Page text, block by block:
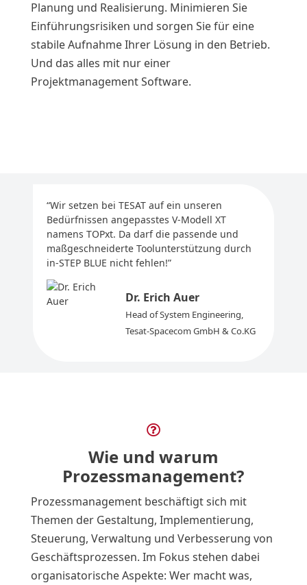
Planung und Realisierung. Minimieren Sie
Einführungsrisiken und sorgen Sie für eine
stabile Aufnahme Ihrer Lösung in den Betrieb.
Und das alles mit nur einer
Projektmanagement Software.
“Wir setzen bei TESAT auf ein unseren
Bedürfnissen angepasstes V-Modell XT
namens TOPxt. Da darf die passende und
maßgeschneiderte Toolunterstützung durch
in-STEP BLUE nicht fehlen!”
Dr. Erich Auer
Head of System Engineering,
Tesat-Spacecom GmbH & Co.KG

Wie und warum
Prozessmanagement?
Prozessmanagement beschäftigt sich mit
Themen der Gestaltung, Implementierung,
Steuerung, Verwaltung und Verbesserung von
Geschäftsprozessen. Im Fokus stehen dabei
organisatorische Aspekte: Wer macht was,